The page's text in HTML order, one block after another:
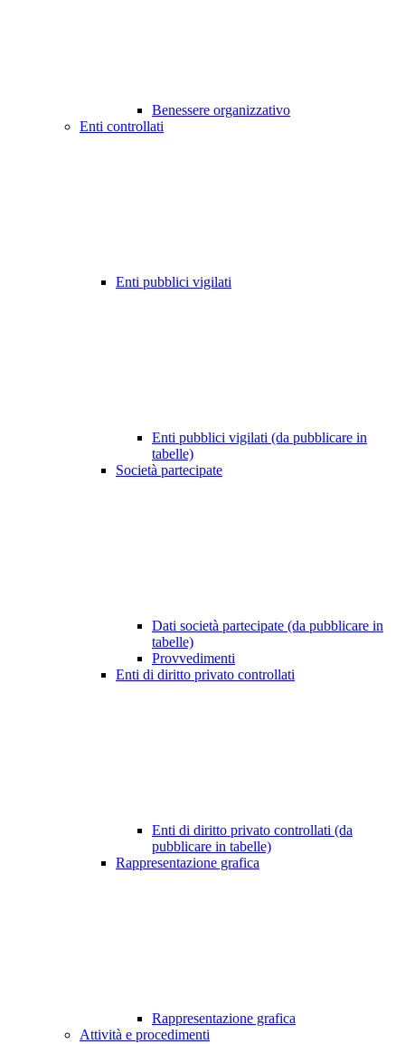
Benessere organizzativo
Enti controllati
Enti pubblici vigilati
Enti pubblici vigilati (da pubblicare in
tabelle)
Società partecipate
Dati società partecipate (da pubblicare in
tabelle)
Provvedimenti
Enti di diritto privato controllati
Enti di diritto privato controllati (da
pubblicare in tabelle)
Rappresentazione grafica
Rappresentazione grafica
Attività e procedimenti